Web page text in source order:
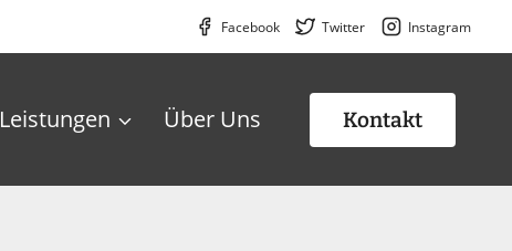
Facebook Twitter Instagram
Leistungen Über Uns Kontakt